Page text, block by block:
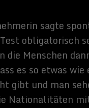
Wenn ich nun nicht
über meinen
doch zumindest
und vor allem für
eine DNA-
23andme mache